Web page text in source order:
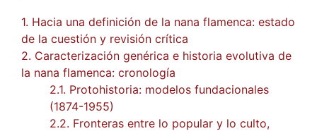
1. Hacia una definición de la nana flamenca: estado
de la cuestión y revisión crítica
2. Caracterización genérica e historia evolutiva de
la nana flamenca: cronología
2.1. Protohistoria: modelos fundacionales
(1874-1955)
2.2. Fronteras entre lo popular y lo culto,